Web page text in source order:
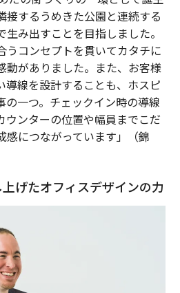
接するうめきた公園と連続する
み出すことを目指しました。
うコンセプトを貫いてカタチに
動がありました。また、お客様
導線を設計することも、ホスピ
の一つ。チェックイン時の導線
ウンターの位置や幅員までこだ
感につながっています」（錦
げたオフィスデザインの力